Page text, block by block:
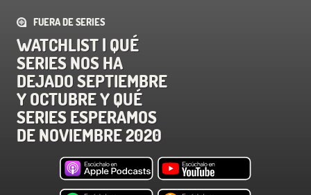
FUERA DE SERIES
WATCHLIST | QUÉ
SERIES NOS HA
DEJADO SEPTIEMBRE
Y OCTUBRE Y QUÉ
SERIES ESPERAMOS
DE NOVIEMBRE 2020